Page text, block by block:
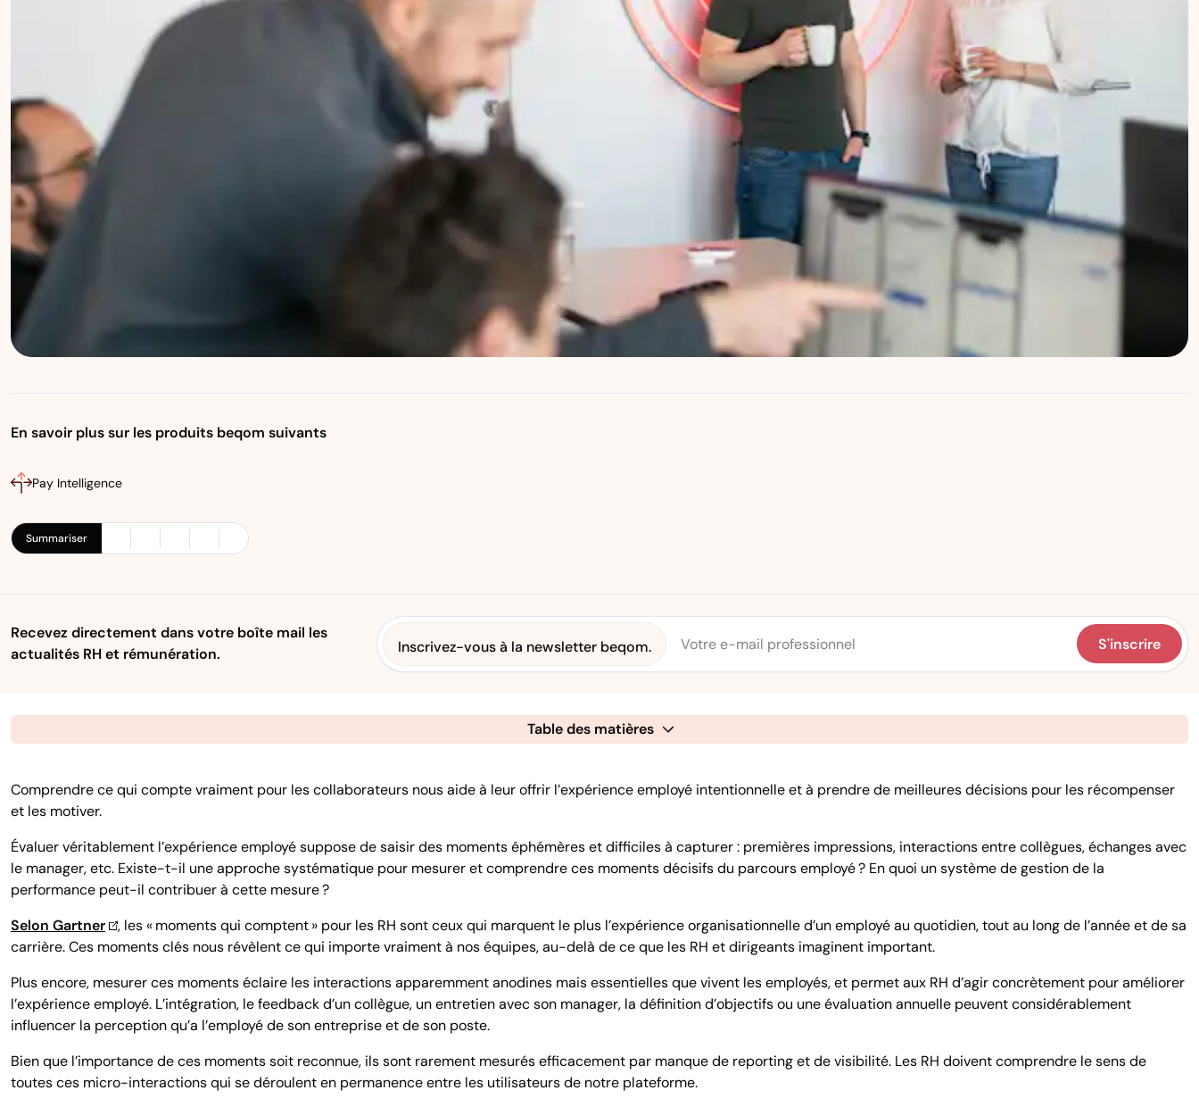
En savoir plus sur les produits beqom suivants
Pay Intelligence
Summariser
Recevez directement dans votre boîte mail les
actualités RH et rémunération.
Inscrivez-vous à la newsletter beqom. S'inscrire
Table des matières
Comprendre ce qui compte vraiment pour les collaborateurs nous aide à leur offrir l’expérience employé intentionnelle et à prendre de meilleures décisions pour les récompenser
et les motiver.
Évaluer véritablement l’expérience employé suppose de saisir des moments éphémères et difficiles à capturer : premières impressions, interactions entre collègues, échanges avec
le manager, etc. Existe-t-il une approche systématique pour mesurer et comprendre ces moments décisifs du parcours employé ? En quoi un système de gestion de la
performance peut-il contribuer à cette mesure ?
Selon Gartner
, les « moments qui comptent » pour les RH sont ceux qui marquent le plus l’expérience organisationnelle d’un employé au quotidien, tout au long de l’année et de sa
carrière. Ces moments clés nous révèlent ce qui importe vraiment à nos équipes, au-delà de ce que les RH et dirigeants imaginent important.
Plus encore, mesurer ces moments éclaire les interactions apparemment anodines mais essentielles que vivent les employés, et permet aux RH d’agir concrètement pour améliorer
l’expérience employé. L’intégration, le feedback d’un collègue, un entretien avec son manager, la définition d’objectifs ou une évaluation annuelle peuvent considérablement
influencer la perception qu’a l’employé de son entreprise et de son poste.
Bien que l’importance de ces moments soit reconnue, ils sont rarement mesurés efficacement par manque de reporting et de visibilité. Les RH doivent comprendre le sens de
toutes ces micro-interactions qui se déroulent en permanence entre les utilisateurs de notre plateforme.